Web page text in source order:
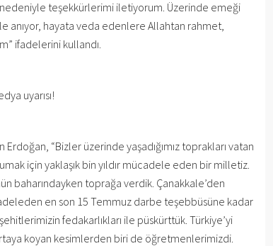
teşekkürlerimi iletiyorum. Üzerinde emeği
hayata veda edenlere Allahtan rahmet,
ifadelerini kullandı.
uyarısı!
“Bizler üzerinde yaşadığımız toprakları vatan
için yaklaşık bin yıldır mücadele eden bir milletiz.
baharındayken toprağa verdik. Çanakkale’den
en son 15 Temmuz darbe teşebbüsüne kadar
fedakarlıkları ile püskürttük. Türkiye’yi
koyan kesimlerden biri de öğretmenlerimizdi.